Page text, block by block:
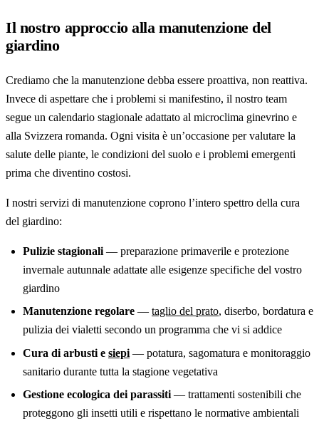
Il nostro approccio alla manutenzione del
giardino
Crediamo che la manutenzione debba essere proattiva, non reattiva.
Invece di aspettare che i problemi si manifestino, il nostro team
segue un calendario stagionale adattato al microclima ginevrino e
alla Svizzera romanda. Ogni visita è un’occasione per valutare la
salute delle piante, le condizioni del suolo e i problemi emergenti
prima che diventino costosi.
I nostri servizi di manutenzione coprono l’intero spettro della cura
del giardino:
Pulizie stagionali — preparazione primaverile e protezione
invernale autunnale adattate alle esigenze specifiche del vostro
giardino
Manutenzione regolare — taglio del prato, diserbo, bordatura e
pulizia dei vialetti secondo un programma che vi si addice
Cura di arbusti e siepi — potatura, sagomatura e monitoraggio
sanitario durante tutta la stagione vegetativa
Gestione ecologica dei parassiti — trattamenti sostenibili che
proteggono gli insetti utili e rispettano le normative ambientali